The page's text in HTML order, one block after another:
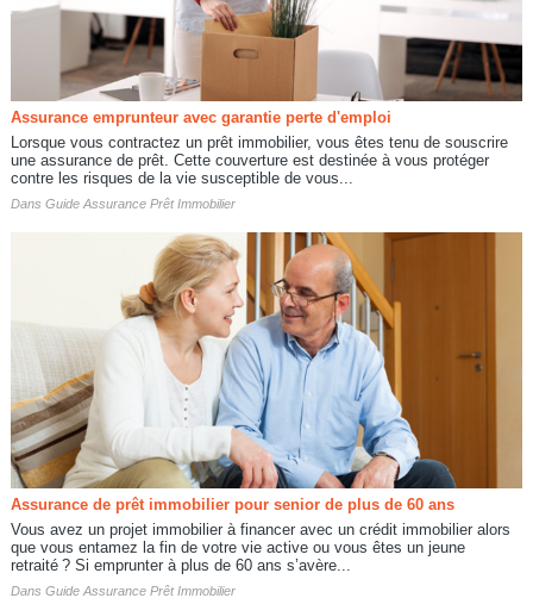
Assurance emprunteur avec garantie perte d'emploi
Lorsque vous contractez un prêt immobilier, vous êtes tenu de souscrire
une assurance de prêt. Cette couverture est destinée à vous protéger
contre les risques de la vie susceptible de vous...
Dans Guide Assurance Prêt Immobilier
Assurance de prêt immobilier pour senior de plus de 60 ans
Vous avez un projet immobilier à financer avec un crédit immobilier alors
que vous entamez la fin de votre vie active ou vous êtes un jeune
retraité ? Si emprunter à plus de 60 ans s’avère...
Dans Guide Assurance Prêt Immobilier